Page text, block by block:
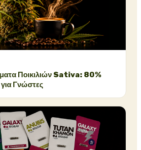
Ποικιλιών Sativa: 80%
Γνώστες